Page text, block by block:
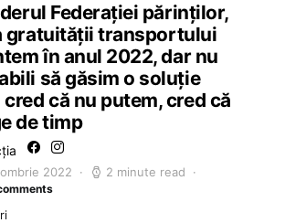
Federației părinților,
gratuității transportului
în anul 2022, dar nu
să găsim o soluție
că nu putem, cred că
de timp
2022 2 minute read